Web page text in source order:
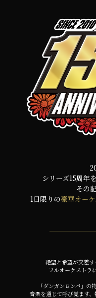
シリーズ15周年
その
1日限りの豪華オー
絶望と希望が交差
フルオーケストラ
「ダンガンロンパ」
音楽を通じて呼び覚ます、